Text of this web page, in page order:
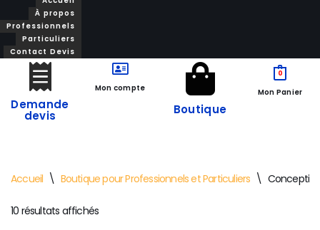
Aller
contenu
À propos
Professionnels
Particuliers
Contact Devis
Demande
devis
Mon compte
Boutique
0
Mon Panier
Accueil \ Boutique pour Professionnels et Particuliers \
10 résultats affichés